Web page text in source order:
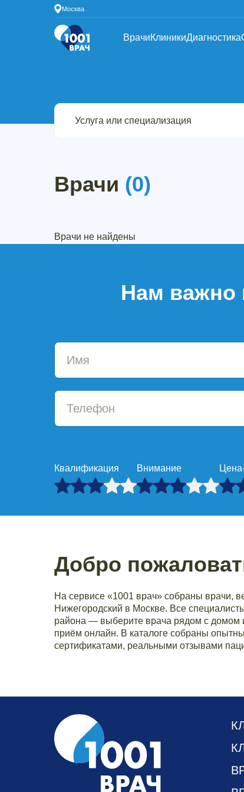
Москва
ВрачиКлиникиДиагностика
Врачи (0)
Врачи не найдены
Нам важно
Квалификация Внимание
Добро
На сервисе «1001 врач» собраны врачи,
Нижегородский в Москве. Все
района — выберите врача рядом с домом
приём онлайн. В каталоге собраны
сертификатами, реальными отзывами